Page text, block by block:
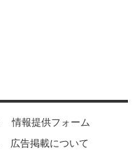
情報提供フォーム
広告掲載について